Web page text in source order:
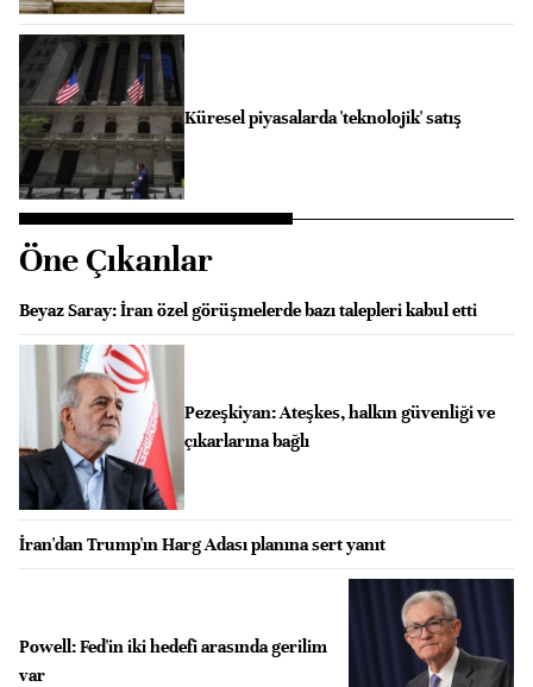
Küresel piyasalarda 'teknolojik' satış
Öne Çıkanlar
Beyaz Saray: İran özel görüşmelerde bazı talepleri kabul etti
Pezeşkiyan: Ateşkes, halkın güvenliği ve
çıkarlarına bağlı
İran'dan Trump'ın Harg Adası planına sert yanıt
Powell: Fed'in iki hedefi arasında gerilim
var